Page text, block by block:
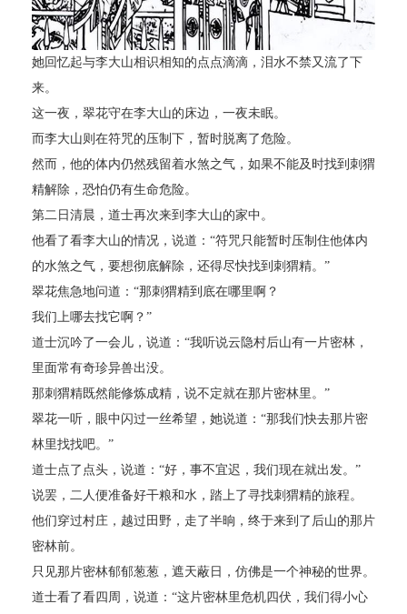
她回忆起与李大山相识相知的点点滴滴，泪水不禁又流了下
来。
这一夜，翠花守在李大山的床边，一夜未眠。
而李大山则在符咒的压制下，暂时脱离了危险。
然而，他的体内仍然残留着水煞之气，如果不能及时找到刺猬
精解除，恐怕仍有生命危险。
第二日清晨，道士再次来到李大山的家中。
他看了看李大山的情况，说道：“符咒只能暂时压制住他体内
的水煞之气，要想彻底解除，还得尽快找到刺猬精。”
翠花焦急地问道：“那刺猬精到底在哪里啊？
我们上哪去找它啊？”
道士沉吟了一会儿，说道：“我听说云隐村后山有一片密林，
里面常有奇珍异兽出没。
那刺猬精既然能修炼成精，说不定就在那片密林里。”
翠花一听，眼中闪过一丝希望，她说道：“那我们快去那片密
林里找找吧。”
道士点了点头，说道：“好，事不宜迟，我们现在就出发。”
说罢，二人便准备好干粮和水，踏上了寻找刺猬精的旅程。
他们穿过村庄，越过田野，走了半晌，终于来到了后山的那片
密林前。
只见那片密林郁郁葱葱，遮天蔽日，仿佛是一个神秘的世界。
道士看了看四周，说道：“这片密林里危机四伏，我们得小心